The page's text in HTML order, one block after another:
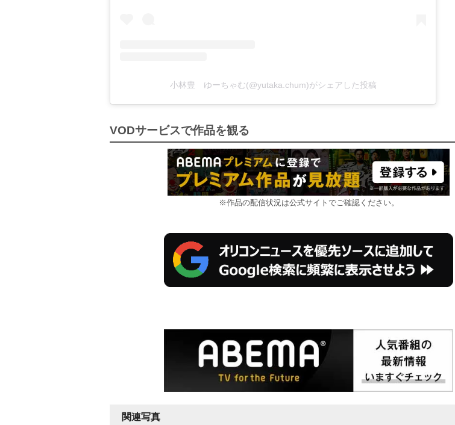
小林豊 ゆーちゃむ(@yutaka.chum)がシェアした投稿
VODサービスで作品を観る
※作品の配信状況は公式サイトでご確認ください。
関連写真